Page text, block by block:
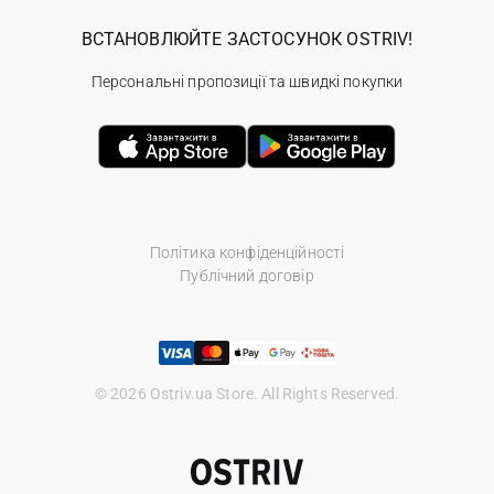
Політика конфіденційності
Публічний договір
© 2026 Ostriv.ua Store. All Rights Reserved.
ВСТАНОВЛЮЙТЕ ЗАСТОСУНОК OSTRIV!
Персональні пропозиції та швидкі покупки